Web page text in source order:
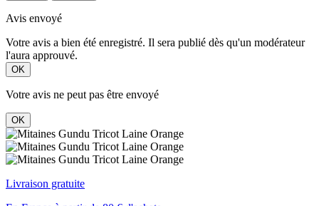
Avis envoyé
Votre avis a bien été enregistré. Il sera publié dès qu'un modérateur
l'aura approuvé.
OK
Votre avis ne peut pas être envoyé
OK
Livraison gratuite